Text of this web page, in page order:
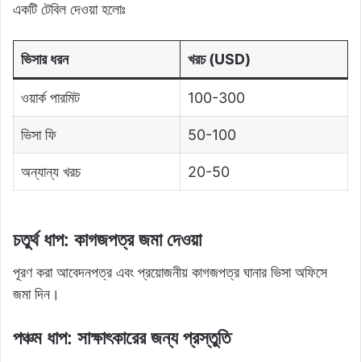
একটি টেবিল দেওয়া হলোঃ
ভিসার ধরন খরচ (USD)
ওয়ার্ক পারমিট 100-300
ভিসা ফি 50-100
অন্যান্য খরচ 20-50
চতুর্থ ধাপ: কাগজপত্র জমা দেওয়া
পূরণ করা আবেদনপত্র এবং প্রয়োজনীয় কাগজপত্র ঘানার ভিসা অফিসে
জমা দিন।
পঞ্চম ধাপ: সাক্ষাৎকারের জন্য প্রস্তুতি